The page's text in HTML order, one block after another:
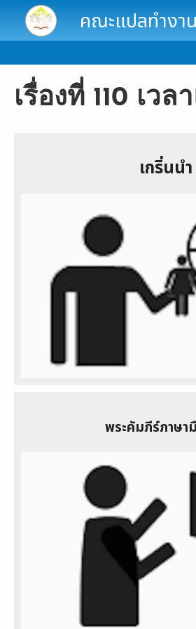
Skip to main contentคณะแปลทำงา
เรื่องที่ 110 เว
เกริ่นนำ
พระคัมภีร์ภาษา